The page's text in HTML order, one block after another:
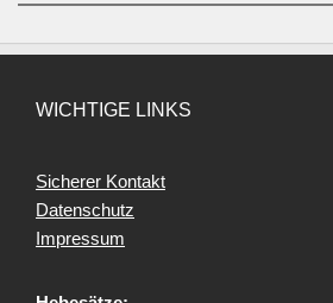
WICHTIGE LINKS
Sicherer Kontakt
Datenschutz
Impressum